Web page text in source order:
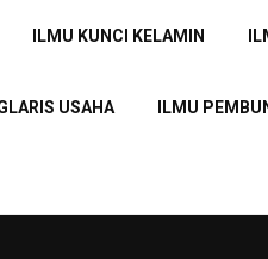
ILMU KUNCI KELAMIN
USAHA ILMU